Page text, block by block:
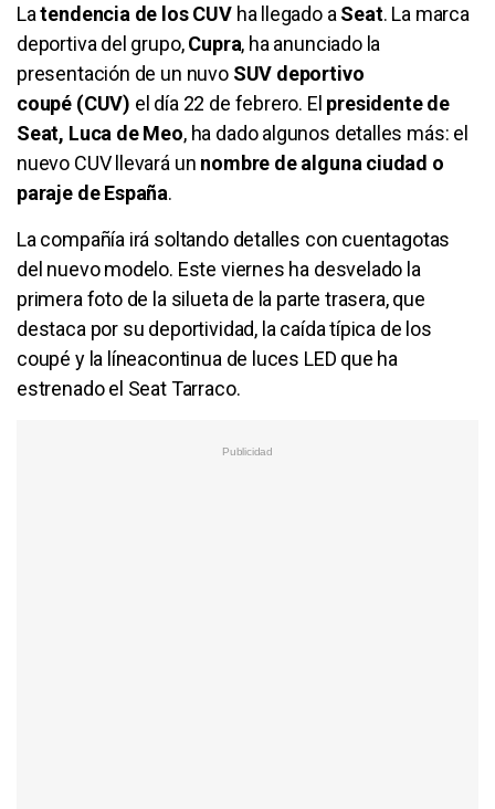
Latendencia de los CUVha llegado a Seat. La marca
deportiva del grupo,Cupra, ha anunciado la
presentación de un nuvo SUV deportivo
coupé (CUV) el día 22 de febrero. El presidente de
Seat, Luca de Meo, ha dado algunos detalles más: el
nuevo CUV llevará un nombre de alguna ciudad o
paraje de España.
La compañía irá soltando detalles con cuentagotas
del nuevo modelo. Este viernes ha desvelado la
primera foto de la silueta de la parte trasera, que
destaca por su deportividad, la caída típica de los
coupé y la líneacontinua de luces LED que ha
estrenado el Seat Tarraco.